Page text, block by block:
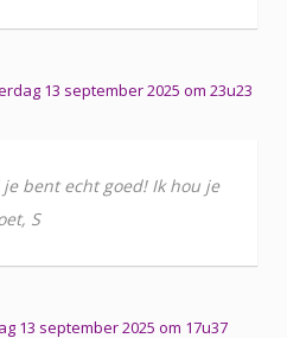
13 september 2025 om 23u23
bent echt goed! Ik hou je
S
13 september 2025 om 17u37